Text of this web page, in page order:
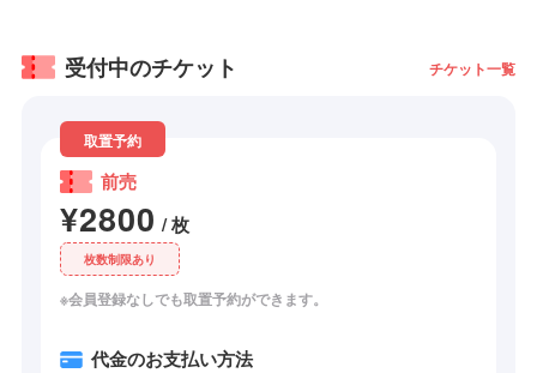
受付中のチケット チケット一覧
取置予約
前売
¥2800 / 枚
枚数制限あり
※会員登録なしでも取置予約ができます。
代金のお支払い方法